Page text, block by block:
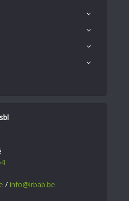
/ info@irbab.be